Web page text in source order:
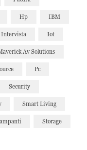
Hp IBM
Intervista Iot
Av Solutions
Pc
Security
Smart Living
Storage